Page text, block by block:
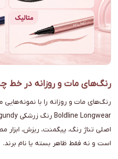
رنگ‌های مات و روزانه در خط
رنگ‌های مات و روزانه را با
اصلی تناژ رنگ، پیگمنت، ریزش، ابزار
است و نه فقط ظاهر بسته یا نام برند.